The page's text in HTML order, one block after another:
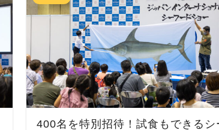
400名を特別招待！試食もできるシ